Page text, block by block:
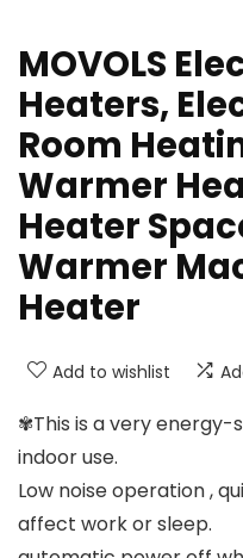
MOVOLS
Heaters,
Room
Warmer
Heater
Warmer
Heater
Add to wishlist
✾This is a very
indoor use.
Low noise operation ,
affect work or sleep.